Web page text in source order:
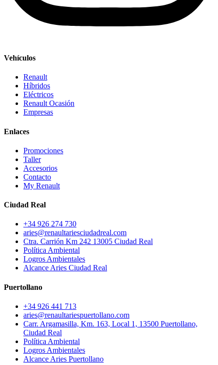
Vehículos
Renault
Híbridos
Eléctricos
Renault Ocasión
Empresas
Enlaces
Promociones
Taller
Accesorios
Contacto
My Renault
Ciudad Real
+34 926 274 730
aries@renaultariesciudadreal.com
Ctra. Carrión Km 242 13005 Ciudad Real
Política Ambiental
Logros Ambientales
Alcance Aries Ciudad Real
Puertollano
+34 926 441 713
aries@renaultariespuertollano.com
Carr. Argamasilla, Km. 163, Local 1, 13500 Puertollano,
Ciudad Real
Política Ambiental
Logros Ambientales
Alcance Aries Puertollano